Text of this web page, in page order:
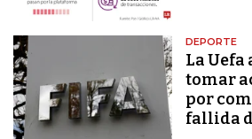
DEPORTE
La Uefa
tomar
por
fallida